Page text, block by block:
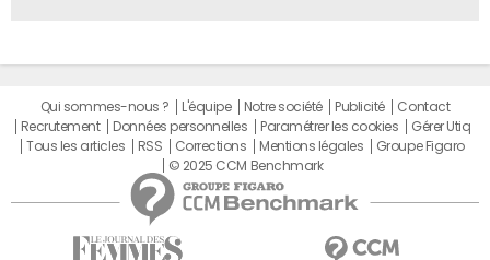
Qui sommes-nous ? L'équipe Notre société Publicité
Contact
Recrutement
Données personnelles Paramétrer les cookies
Gérer Utiq
Tous les articles
RSS Corrections Mentions légales
Groupe Figaro
© 2025 CCM Benchmark